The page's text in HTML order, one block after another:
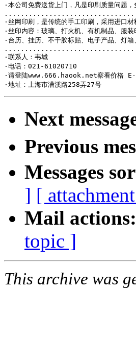
·本公司免费送货上门，凡是印刷质量问题，
·丝网印刷，是传统的手工印刷，采用进口
·丝印内容：玻璃、打火机、有机制品、服
·台历、挂历、不干胶标贴、电子产品、灯箱
·联系人：韦城
·电话：021-61020710
·请登陆www.666.haook.net察看价格
Next
Previous
Messages
] [
Mail actions:
topic ]
This archive was